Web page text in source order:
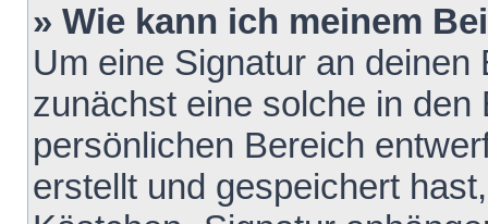
» Wie kann ich meinem
Um eine Signatur an
zunächst eine solche in den
persönlichen Bereich
erstellt und gespeichert